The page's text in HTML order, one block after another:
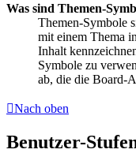
Was sind Themen-
Themen-Symbole
mit einem Thema
Inhalt
Symbole zu
ab, die die Board-
Nach oben
Benutzer-